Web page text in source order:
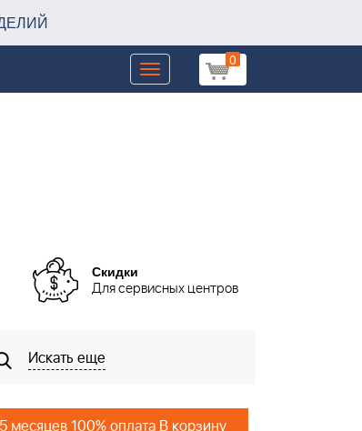
0
Toggle
navigation
Скидки
Для сервисных центров
Искать еще
месяцев 100% оплата В корзину